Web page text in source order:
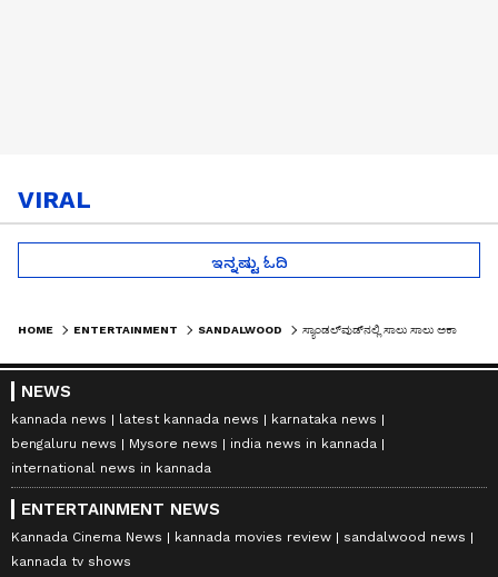
VIRAL
ಇನ್ನಷ್ಟು ಓದಿ
HOME ENTERTAINMENT SANDALWOOD
NEWS
kannada news latest kannada news
karnataka news
bengaluru news
Mysore news
india news in kannada
international news in kannada
ENTERTAINMENT NEWS
Kannada Cinema News kannada movies review
sandalwood news
kannada tv shows